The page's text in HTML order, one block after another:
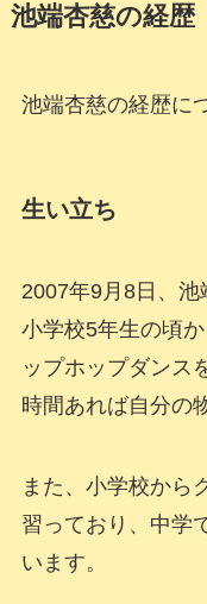
池端杏慈の経歴
池端杏慈の経歴に
生い立ち
2007年9月8日、池
小学校5年生の頃
ップホップダンス
時間あれば自分の
また、小学校から
習っており、中学
います。